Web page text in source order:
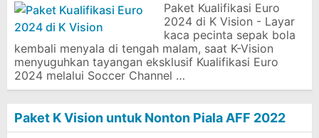
Paket Kualifikasi Euro
2024 di K Vision - Layar
kaca pecinta sepak bola
kembali menyala di tengah malam, saat K-Vision
menyuguhkan tayangan eksklusif Kualifikasi Euro
2024 melalui Soccer Channel …
Paket K Vision untuk Nonton Piala AFF 2022